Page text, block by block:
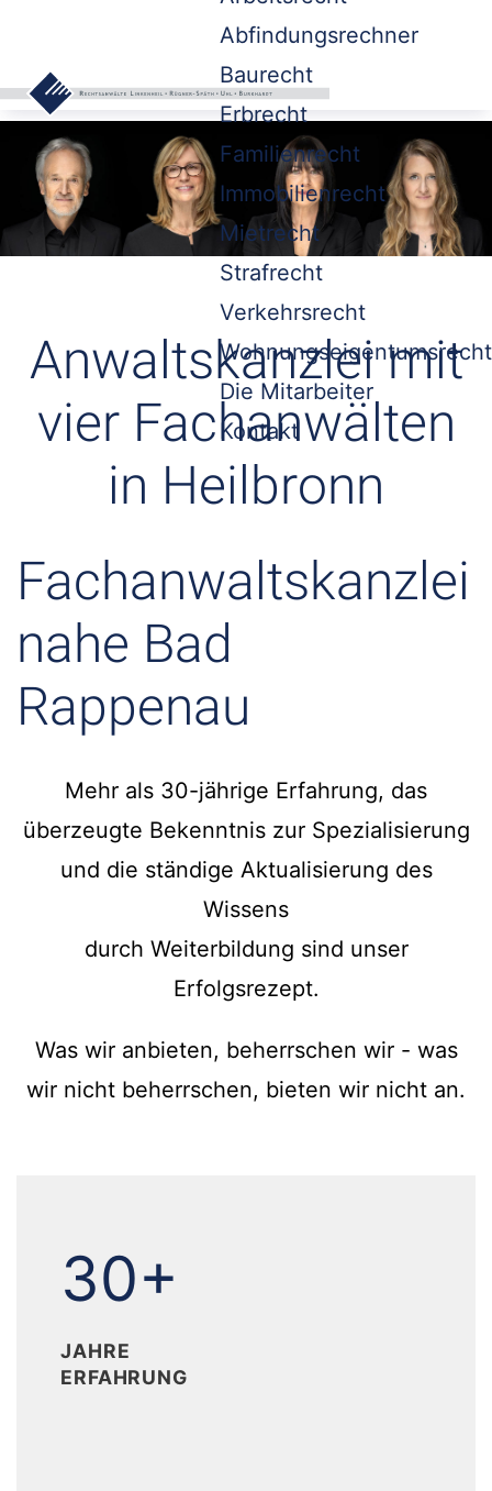
Abfindungsrechner
Baurecht
Erbrecht
Familienrecht
Immobilienrecht
Mietrecht
Strafrecht
Verkehrsrecht
Wohnungseigentumsrecht
Die Mitarbeiter
Kontakt
Anwaltskanzlei mit
vier Fachanwälten
in Heilbronn
Fachanwaltskanzlei
nahe Bad
Rappenau
Mehr als 30-jährige Erfahrung, das
überzeugte Bekenntnis zur Spezialisierung
und die ständige Aktualisierung des
Wissens
durch Weiterbildung sind unser
Erfolgsrezept.
Was wir anbieten, beherrschen wir - was
wir nicht beherrschen, bieten wir nicht an.
30+
30+
JAHRE
ERFAHRUNG